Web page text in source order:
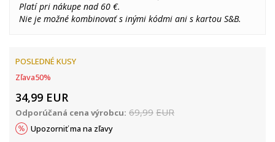
Platí pri nákupe nad 60 €.
Nie je možné kombinovať s inými kódmi ani s kartou S&B.
POSLEDNÉ KUSY
Zľava50%
34,99 EUR
Odporúčaná cena výrobcu: 69,99 EUR
Upozorniť ma na zľavy